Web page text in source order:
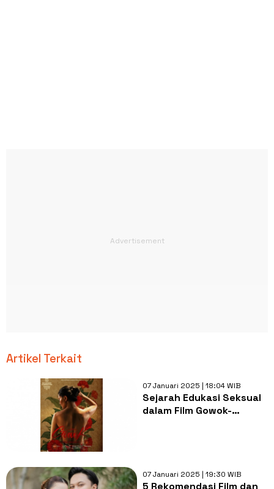
Artikel Terkait
07 Januari 2025 | 18:04 WIB
Sejarah Edukasi Seksual
dalam Film Gowok-
07 Januari 2025 | 19:30 WIB
5 Rekomendasi Film dan